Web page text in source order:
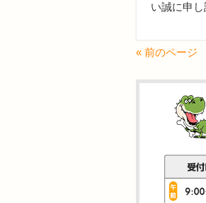
い誠に申
« 前のページ